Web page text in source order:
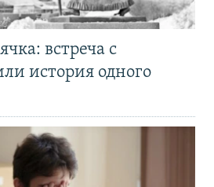
встреча с
история одного